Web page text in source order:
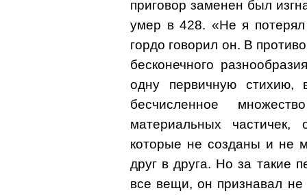
приговор заменен был
умер в 428. «Не я
гордо говорил он. В
бесконечного
одну первичную
бесчисленное
материальных частичек,
которые не созданы и не
друг в друга. Но за такие
все вещи, он признавал